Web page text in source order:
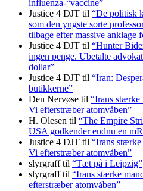
influenza-“vaccine”
Justice 4 DJT til “De politisk
som den yngste sorte
tilbage efter massive anklage
Justice 4 DJT til “Hunter
ingen penge. Ubetalte
dollar”
Justice 4 DJT til “Iran:
butikkerne”
Den Nervøse til “Irans stærke
Vi efterstræber atomvåben”
H. Olesen til “The Empire
USA godkender endnu en
Justice 4 DJT til “Irans
Vi efterstræber atomvåben”
slyrgrafftil “Tæt på i Leipzig”
slyrgrafftil “Irans stærke
efterstræber atomvåben”